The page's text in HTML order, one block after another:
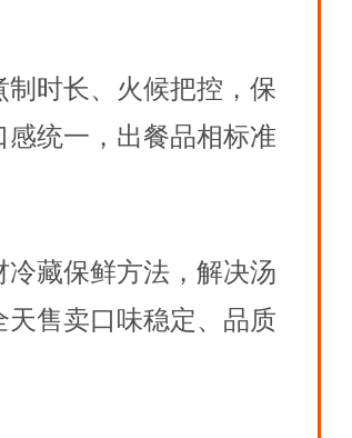
时长、火候把控，保
统一，出餐品相标准
藏保鲜方法，解决汤
售卖口味稳定、品质